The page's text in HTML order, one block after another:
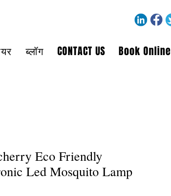
ब्लॉग CONTACT US Book Online
Eco Friendly
Led Mosquito Lamp